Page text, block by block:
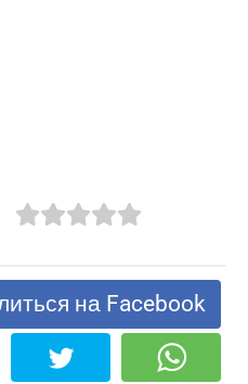
на Facebook